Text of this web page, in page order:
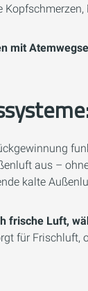
mit
aus –
kalte
frische Luft,
für Frischluft,